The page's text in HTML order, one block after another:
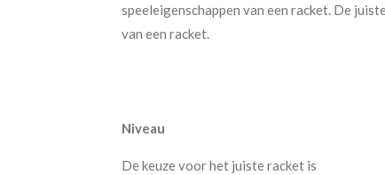
speeleigenschappen van een racket. De
van een racket.
Niveau
De keuze voor het juiste racket is